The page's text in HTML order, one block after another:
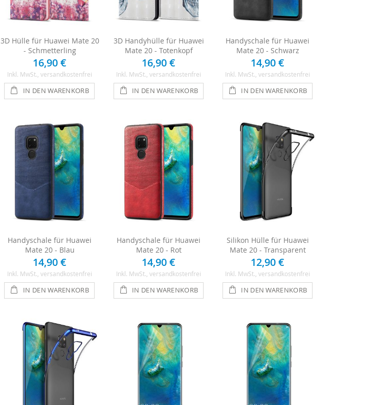
3D Hülle für Huawei Mate 20
- Schmetterling
16,90 €
Inkl. MwSt. , versandkostenfrei
IN DEN WARENKORB
3D Handyhülle für Huawei
Mate 20 - Totenkopf
16,90 €
Inkl. MwSt. , versandkostenfrei
IN DEN WARENKORB
Handyschale für Huawei
Mate 20 - Schwarz
14,90 €
Inkl. MwSt. , versandkostenfrei
IN DEN WARENKORB
Handyschale für Huawei
Mate 20 - Blau
14,90 €
Inkl. MwSt. , versandkostenfrei
IN DEN WARENKORB
Handyschale für Huawei
Mate 20 - Rot
14,90 €
Inkl. MwSt. , versandkostenfrei
IN DEN WARENKORB
Silikon Hülle für Huawei
Mate 20 - Transparent
12,90 €
Inkl. MwSt. , versandkostenfrei
IN DEN WARENKORB